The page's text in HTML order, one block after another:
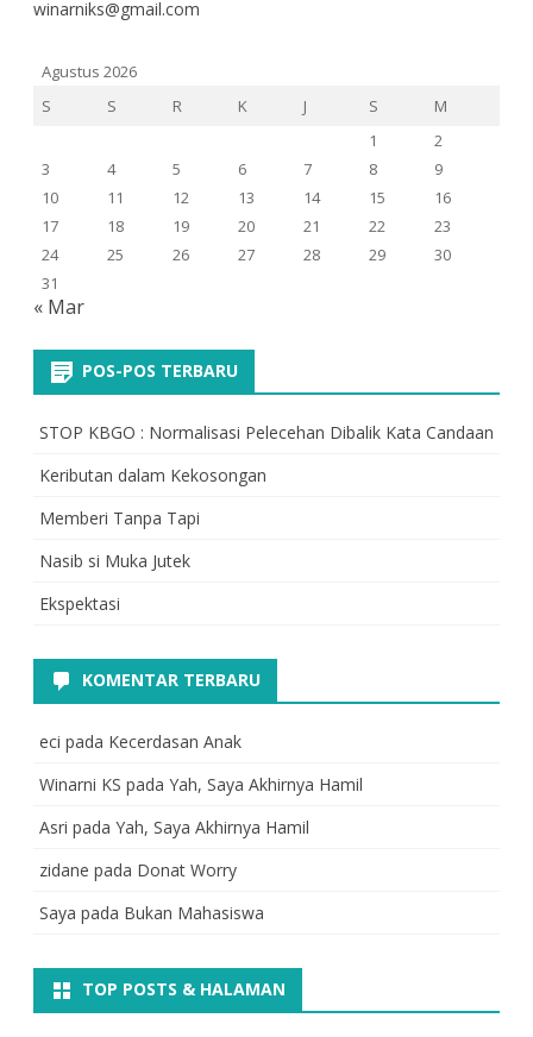
winarniks@gmail.com
Agustus 2026
S
S R K J S
M
1
2
3
4 5 6 7 8
9
10
11 12 13 14 15
16
17
18 19 20 21 22
23
24
25 26 27 28 29
30
31
« Mar
POS-POS TERBARU
STOP KBGO : Normalisasi Pelecehan Dibalik Kata Candaan
Keributan dalam Kekosongan
Memberi Tanpa Tapi
Nasib si Muka Jutek
Ekspektasi
KOMENTAR TERBARU
eci pada Kecerdasan Anak
Winarni KS pada Yah, Saya Akhirnya Hamil
Asri pada Yah, Saya Akhirnya Hamil
zidane pada Donat Worry
Saya pada Bukan Mahasiswa
TOP POSTS & HALAMAN